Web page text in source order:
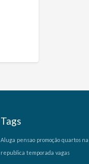
Tags
Aluga pensao promoção quartos
republica temporada vagas